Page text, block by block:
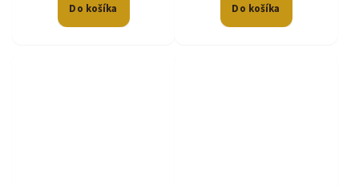
Do košíka Do košíka